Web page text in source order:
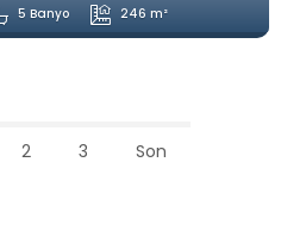
5 Banyo 246 m²
2 3 Son